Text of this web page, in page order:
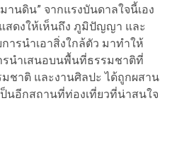
นดิน” จากแรงบันดาลใจนี้เอง
สดงให้เห็นถึง ภูมิปัญญา และ
ารนำเอาสิ่งใกล้ตัว มาทำให้
รนำเสนอบนพื้นที่ธรรมชาติที่
ชาติ และงานศิลปะ ได้ถูกผสาน
นอีกสถานที่ท่องเที่ยวที่น่าสนใจ